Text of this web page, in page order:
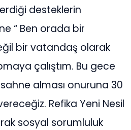
desteklerin
“ Ben orada bir
bir vatandaş olarak
çalıştım. Bu gece
alması onuruna 30
Refika Yeni Nesil
sosyal sorumluluk